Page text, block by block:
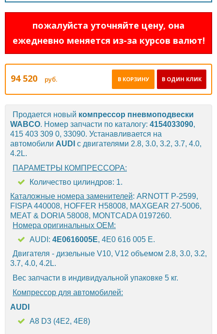
пожалуйста уточняйте цену, она
ежедневно меняется из-за курсов валют!
94 520 руб. В ОДИН КЛИК
В КОРЗИНУ
Продается новый компрессор пневмоподвески
WABCO. Номер запчасти по каталогу: 4154033090,
415 403 309 0, 33090. Устанавливается на
автомобили AUDI с двигателями 2.8, 3.0, 3.2, 3.7, 4.0,
4.2L.
ПАРАМЕТРЫ КОМПРЕССОРА:
Количество цилиндров: 1.
Каталожные номера заменителей: ARNOTT P-2599,
FISPA 440008, HOFFER H58008, MAXGEAR 27-5006,
MEAT & DORIA 58008, MONTCADA 0197260.
Номера оригинальных OEM:
AUDI: 4E0616005E, 4E0 616 005 E.
Двигателя - дизельные V10, V12 объемом 2.8, 3.0, 3.2,
3.7, 4.0, 4.2L.
Вес запчасти в индивидуальной упаковке 5 кг.
Компрессор для автомобилей:
AUDI
A8 D3 (4E2, 4E8)